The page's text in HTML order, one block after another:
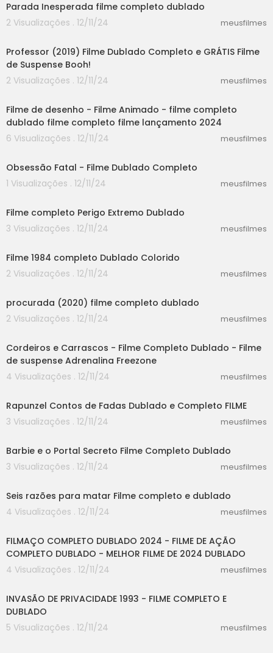
Parada Inesperada filme completo dublado
2 Visualizações . 12/11/24
meusfilmes
Professor (2019) Filme Dublado Completo e GRÁTIS Filme
de Suspense Booh!
2 Visualizações . 12/11/24
meusfilmes
Filme de desenho - Filme Animado - filme completo
dublado filme completo filme lançamento 2024
6 Visualizações . 12/11/24
meusfilmes
Obsessão Fatal - Filme Dublado Completo
1 Visualizações . 12/11/24
meusfilmes
Filme completo Perigo Extremo Dublado
3 Visualizações . 12/11/24
meusfilmes
Filme 1984 completo Dublado Colorido
2 Visualizações . 12/11/24
meusfilmes
procurada (2020) filme completo dublado
2 Visualizações . 12/11/24
meusfilmes
Cordeiros e Carrascos - Filme Completo Dublado - Filme
de suspense Adrenalina Freezone
4 Visualizações . 12/11/24
meusfilmes
Rapunzel Contos de Fadas Dublado e Completo FILME
3 Visualizações . 12/11/24
meusfilmes
Barbie e o Portal Secreto Filme Completo Dublado
3 Visualizações . 12/11/24
meusfilmes
Seis razões para matar Filme completo e dublado
4 Visualizações . 12/11/24
meusfilmes
FILMAÇO COMPLETO DUBLADO 2024 - FILME DE AÇÃO
COMPLETO DUBLADO - MELHOR FILME DE 2024 DUBLADO
4 Visualizações . 12/11/24
meusfilmes
INVASÃO DE PRIVACIDADE 1993 - FILME COMPLETO E
DUBLADO
5 Visualizações . 12/11/24
meusfilmes